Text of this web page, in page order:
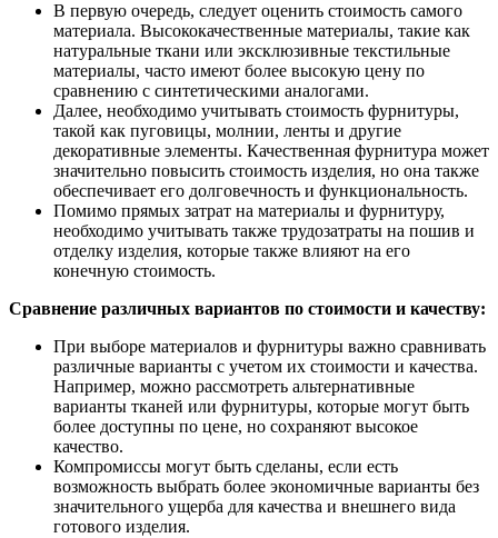
В первую очередь, следует оценить стоимость самого
материала. Высококачественные материалы, такие как
натуральные ткани или эксклюзивные текстильные
материалы, часто имеют более высокую цену по
сравнению с синтетическими аналогами.
Далее, необходимо учитывать стоимость фурнитуры,
такой как пуговицы, молнии, ленты и другие
декоративные элементы. Качественная фурнитура может
значительно повысить стоимость изделия, но она также
обеспечивает его долговечность и функциональность.
Помимо прямых затрат на материалы и фурнитуру,
необходимо учитывать также трудозатраты на пошив и
отделку изделия, которые также влияют на его
конечную стоимость.
Сравнение различных вариантов по стоимости и качеству:
При выборе материалов и фурнитуры важно сравнивать
различные варианты с учетом их стоимости и качества.
Например, можно рассмотреть альтернативные
варианты тканей или фурнитуры, которые могут быть
более доступны по цене, но сохраняют высокое
качество.
Компромиссы могут быть сделаны, если есть
возможность выбрать более экономичные варианты без
значительного ущерба для качества и внешнего вида
готового изделия.